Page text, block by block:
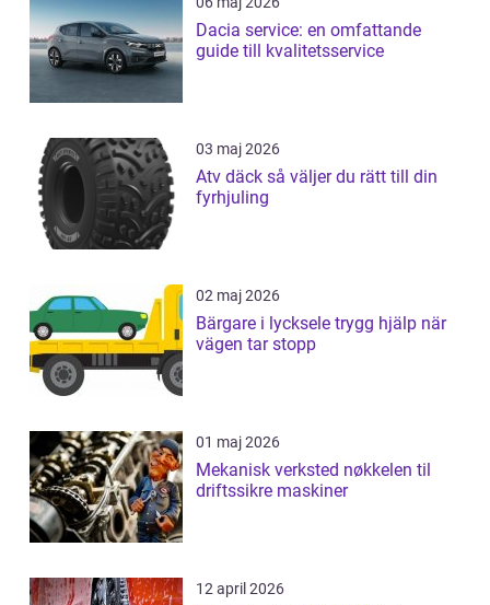
Dacia service: en omfattande
guide till kvalitetsservice
03 maj 2026
Atv däck så väljer du rätt till din
fyrhjuling
02 maj 2026
Bärgare i lycksele trygg hjälp när
vägen tar stopp
01 maj 2026
Mekanisk verksted nøkkelen til
driftssikre maskiner
12 april 2026